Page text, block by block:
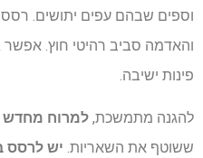
וספים שבהם עפים יתושים.
והאדמה סביב רהיטי חוץ. אפשר
פינות ישיבה.
להגנה מתמשכת, למרוח מחדש כל 2-3 ימים או
ששוטף את השאריות. יש לרסס